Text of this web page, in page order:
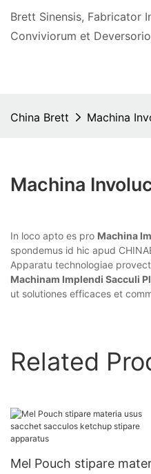
Brett Sinensis, Fabricator
Conviviorum et
China Brett Machina
Machina
In loco apto es pro Machina
spondemus id hic apud
Apparatu technologiae
Machinam Implendi Sacculi
ut solutiones efficaces et
Related
Mel Pouch stipare